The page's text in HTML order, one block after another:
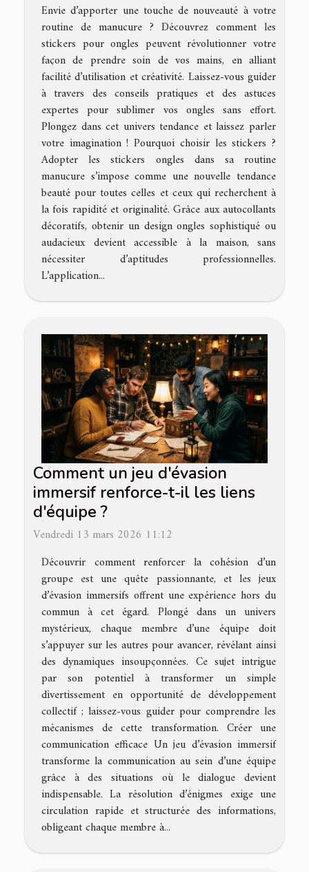
Envie d’apporter une touche de nouveauté à votre
routine de manucure ? Découvrez comment les
stickers pour ongles peuvent révolutionner votre
façon de prendre soin de vos mains, en alliant
facilité d’utilisation et créativité. Laissez-vous guider
à travers des conseils pratiques et des astuces
expertes pour sublimer vos ongles sans effort.
Plongez dans cet univers tendance et laissez parler
votre imagination ! Pourquoi choisir les stickers ?
Adopter les stickers ongles dans sa routine
manucure s’impose comme une nouvelle tendance
beauté pour toutes celles et ceux qui recherchent à
la fois rapidité et originalité. Grâce aux autocollants
décoratifs, obtenir un design ongles sophistiqué ou
audacieux devient accessible à la maison, sans
nécessiter d’aptitudes professionnelles.
L’application...
Comment un jeu d'évasion
immersif renforce-t-il les liens
d'équipe ?
Vendredi 13 mars 2026 11:12
Découvrir comment renforcer la cohésion d’un
groupe est une quête passionnante, et les jeux
d’évasion immersifs offrent une expérience hors du
commun à cet égard. Plongé dans un univers
mystérieux, chaque membre d’une équipe doit
s’appuyer sur les autres pour avancer, révélant ainsi
des dynamiques insoupçonnées. Ce sujet intrigue
par son potentiel à transformer un simple
divertissement en opportunité de développement
collectif ; laissez-vous guider pour comprendre les
mécanismes de cette transformation. Créer une
communication efficace Un jeu d’évasion immersif
transforme la communication au sein d’une équipe
grâce à des situations où le dialogue devient
indispensable. La résolution d’énigmes exige une
circulation rapide et structurée des informations,
obligeant chaque membre à...